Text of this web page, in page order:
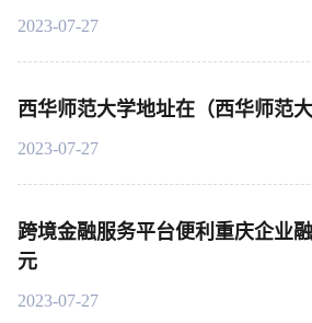
2023-07-27
西华师范大学地址在（西华师范大
2023-07-27
跨境金融服务平台便利重庆企业
元
2023-07-27